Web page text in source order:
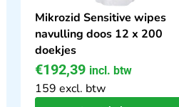
Mikrozid Sensitive wipes
navulling doos 12 x 200
doekjes
€192,39 incl. btw
159 excl. btw